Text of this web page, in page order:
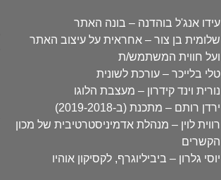
עידו אנג'ל בוהדנה – בונה האתר
שלומית בן צור – אחראית על עיצוב האתר
ועל חווית המשתמש/ת
טלי בלייכר – עורכת לשונית
נורית וינד קידרון – מעצבת הלוגו
ירדן רותם – מתכנת (ב-2019-2018)
רווית לוין – מנהלת אדמיניסטרטיבית של מכון
הקשרים
יוסי גלרון – ביביליוגרף, לקסיקון אוהיו